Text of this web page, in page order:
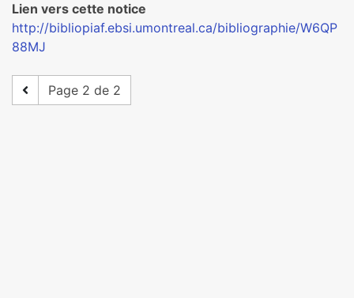
Lien vers cette notice
http://bibliopiaf.ebsi.umontreal.ca/bibliographie/W6QP
88MJ
Page 2 de 2